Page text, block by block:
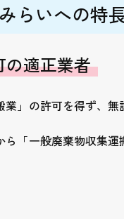
らいへの特
の適正業者
」の許可を得ず、
「一般廃棄物収集